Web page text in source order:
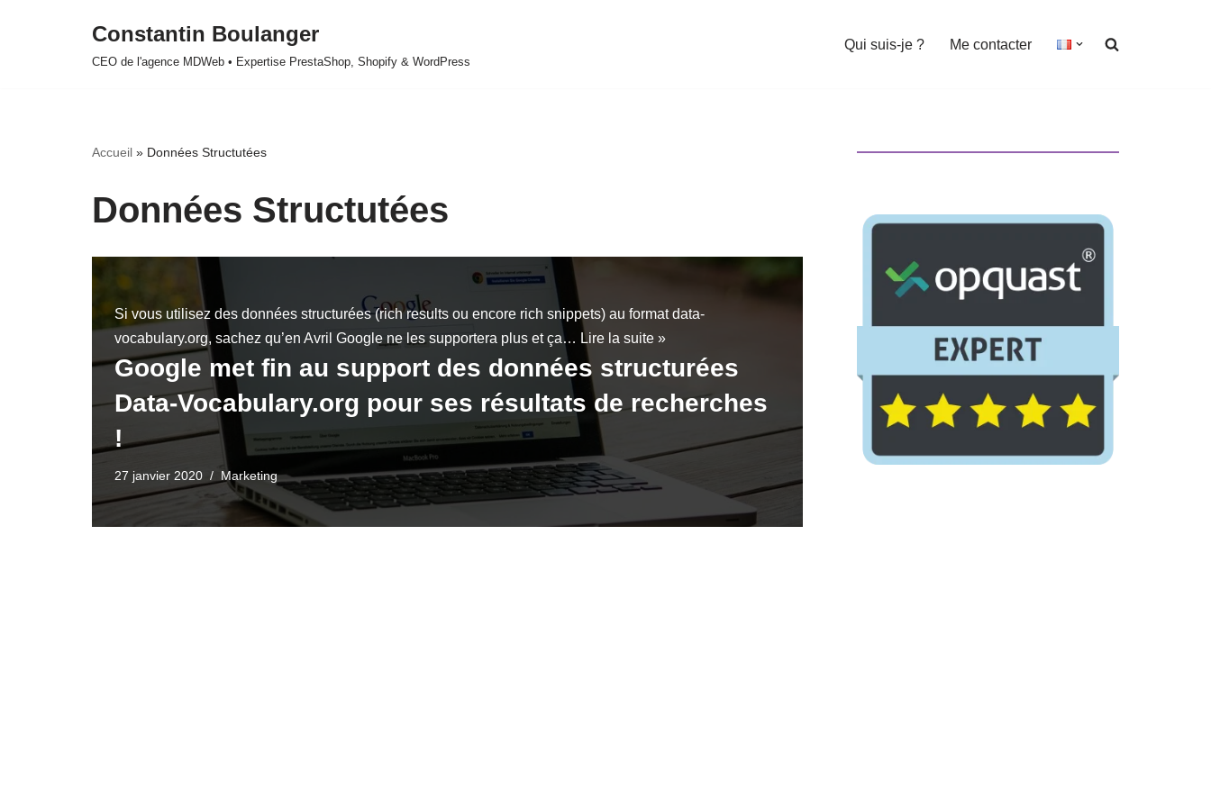
Constantin Boulanger
CEO de l'agence MDWeb • Expertise PrestaShop, Shopify & WordPress
Qui suis-je ? Me contacter
Accueil » Données Structutées
Données Structutées
Si vous utilisez des données structurées (rich results ou encore rich snippets) au format data-
vocabulary.org, sachez qu’en Avril Google ne les supportera plus et ça… Lire la suite »
Google met fin au support des données structurées
Data-Vocabulary.org pour ses résultats de recherches
!
27 janvier 2020 Marketing